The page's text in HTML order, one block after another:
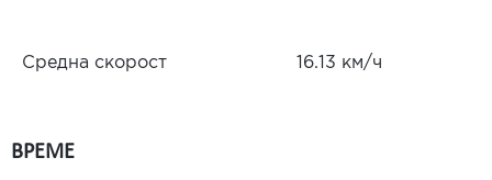
Средна скорост 16.13 км/ч
ВРЕМЕ